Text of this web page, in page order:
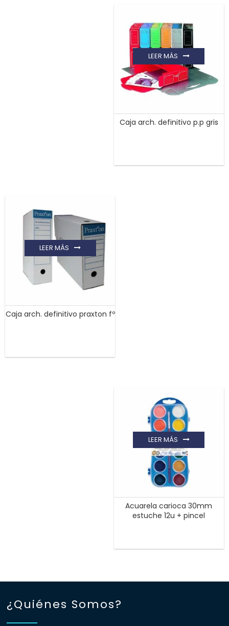
Caja arch. definitivo p.p gris
LEER MÁS
Caja arch. definitivo praxton fº
LEER MÁS
Acuarela carioca 30mm
estuche 12u + pincel
LEER MÁS
¿Quiénes Somos?